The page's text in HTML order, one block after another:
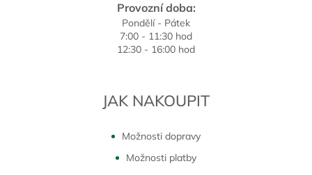
Provozní doba:
Pondělí - Pátek
7:00 - 11:30 hod
12:30 - 16:00 hod
JAK NAKOUPIT
Možnosti dopravy
Možnosti platby